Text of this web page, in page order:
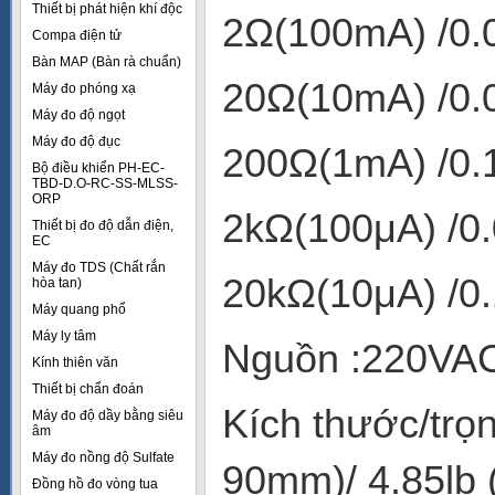
Thiết bị phát hiện khí độc
Compa điện tử
Bàn MAP (Bàn rà chuẩn)
Máy đo phóng xạ
Máy đo độ ngọt
Máy đo độ đục
Bộ điều khiển PH-EC-
TBD-D.O-RC-SS-MLSS-
ORP
Thiết bị đo độ dẫn điện,
EC
Máy đo TDS (Chất rắn
hòa tan)
Máy quang phổ
Máy ly tâm
Kính thiên văn
Thiết bị chẩn đoán
Máy đo độ dầy bằng siêu
âm
Máy đo nồng độ Sulfate
Đồng hồ đo vòng tua
2Ω(100mA) /
20Ω(10mA) /
200Ω(1mA) /
2kΩ(100μA) /
20kΩ(10μA) /
Nguồn
Kích thước/
90mm)/ 4.85lb